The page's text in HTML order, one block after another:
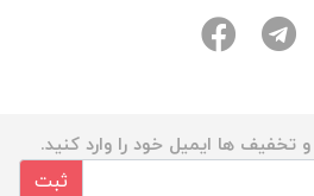
تخفیف ها ایمیل خود را وارد کنید.
ثبت